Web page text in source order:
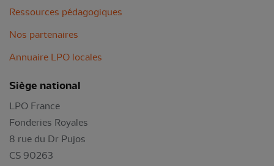
Ressources pédagogiques
Nos partenaires
Annuaire LPO locales
Siège national
LPO France
Fonderies Royales
8 rue du Dr Pujos
CS 90263